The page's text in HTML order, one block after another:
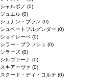
シャルボノ (0)
ジュエル (0)
シュナン・ブラン (0)
シュペートブルグンダー (0)
ショイレーベ (0)
シラー・ブラッシュ (0)
シラーズ (0)
シルヴァーナ (0)
スキアーヴァ (0)
スクード・ディ・コルテ (0)